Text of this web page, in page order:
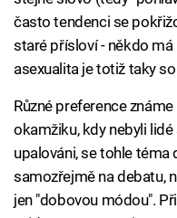
často tendenci se
staré přísloví - někdo má
asexualita je totiž taky
Různé preference
okamžiku, kdy nebyli
upalováni, se tohle
samozřejmě na debatu,
jen "dobovou módou".